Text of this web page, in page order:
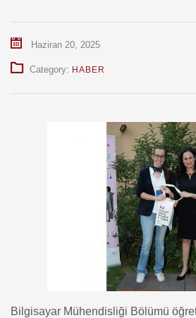
Haziran 20, 2025
Category: HABER
Bilgisayar Mühendisliği Bölümü